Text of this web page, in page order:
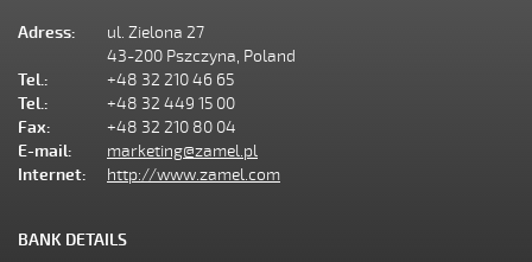
Adress:
ul. Zielona 27
43-200 Pszczyna, Poland
Tel.:
+48 32 210 46 65
Tel.:
+48 32 449 15 00
Fax:
+48 32 210 80 04
E-mail:
marketing@zamel.pl
Internet:
http://www.zamel.com
BANK DETAILS